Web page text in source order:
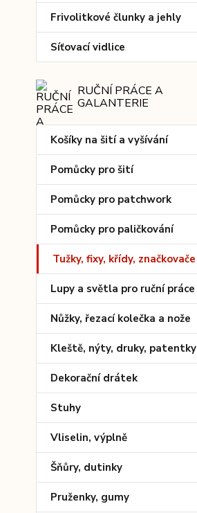
Frivolitkové člunky a jehly
Síťovací vidlice
RUČNÍ PRÁCE A
GALANTERIE
Košíky na šití a vyšívání
Pomůcky pro šití
Pomůcky pro patchwork
Pomůcky pro paličkování
Tužky, fixy, křídy, značkovače
Lupy a světla pro ruční práce
Nůžky, řezací kolečka a nože
Kleště, nýty, druky, patentky
Dekorační drátek
Stuhy
Vliselin, výplně
Šňůry, dutinky
Pruženky, gumy